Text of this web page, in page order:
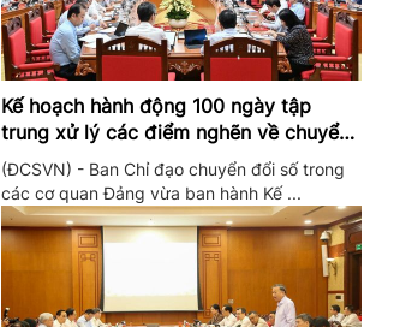
Kế hoạch hành động 100 ngày tập
trung xử lý các điểm nghẽn về chuyển
đổi số trong các cơ quan Đảng
(ĐCSVN) - Ban Chỉ đạo chuyển đổi số trong
các cơ quan Đảng vừa ban hành Kế ...